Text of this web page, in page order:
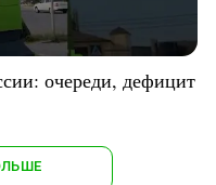
очереди, дефицит